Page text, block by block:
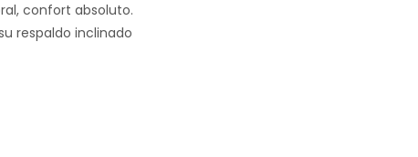
confort absoluto.
respaldo inclinado